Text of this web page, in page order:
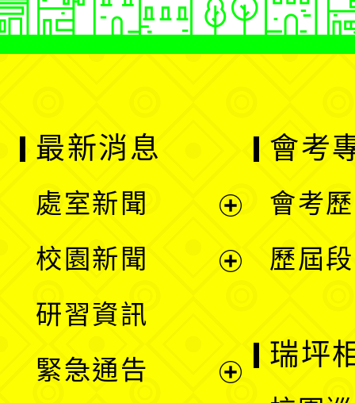
最新消息
處室新聞
單
校園新聞
選
研習資訊
緊急通告
會考
會考
歷屆
瑞坪